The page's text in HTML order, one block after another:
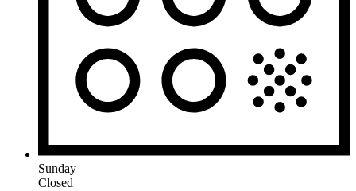
Sunday
Closed